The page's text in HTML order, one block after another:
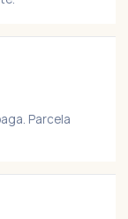
Parcela